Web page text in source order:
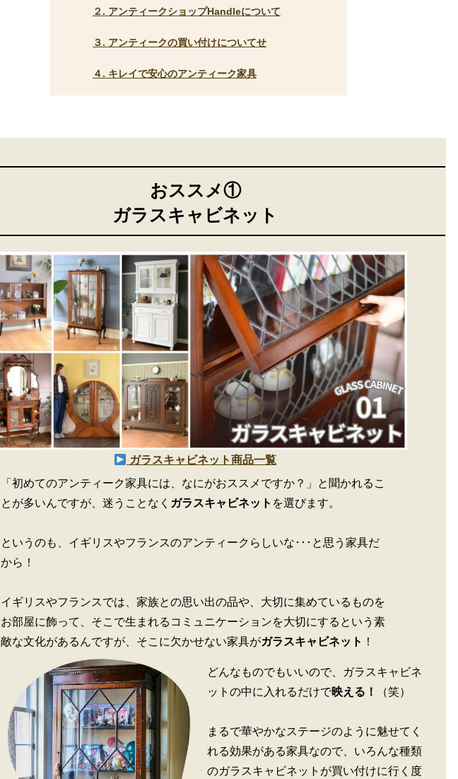
２. アンティークショップHandleについて
３. アンティークの買い付けについてせ
４. キレイで安心のアンティーク家具
おススメ①
ガラスキャビネット
ガラスキャビネット商品一覧
「初めてのアンティーク家具には、なにがおススメですか？」と聞かれるこ
とが多いんですが、迷うことなく ガラスキャビネット を選びます。
というのも、イギリスやフランスのアンティークらしいな･･･と思う家具だ
から！
イギリスやフランスでは、家族との思い出の品や、大切に集めているものを
お部屋に飾って、そこで生まれるコミュニケーションを大切にするという素
敵な文化があるんですが、そこに欠かせない家具がガラスキャビネット ！
どんなものでもいいので、ガラスキャビネ
ットの中に入れるだけで映える！ （笑）
まるで華やかなステージのように魅せてく
れる効果がある家具なので、いろんな種類
のガラスキャビネットが買い付けに行く度